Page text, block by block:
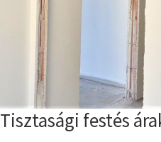
Tisztasági festés